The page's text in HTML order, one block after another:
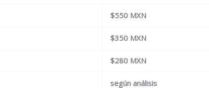
$550 MXN
$350 MXN
$280 MXN
según análisis